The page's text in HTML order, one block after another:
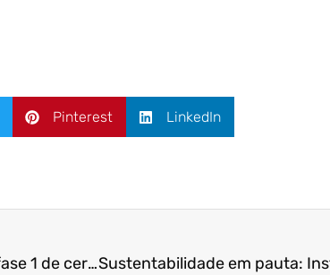
Pinterest LinkedIn
Aluno de Economia é aprovado em fase 1 de certificação global